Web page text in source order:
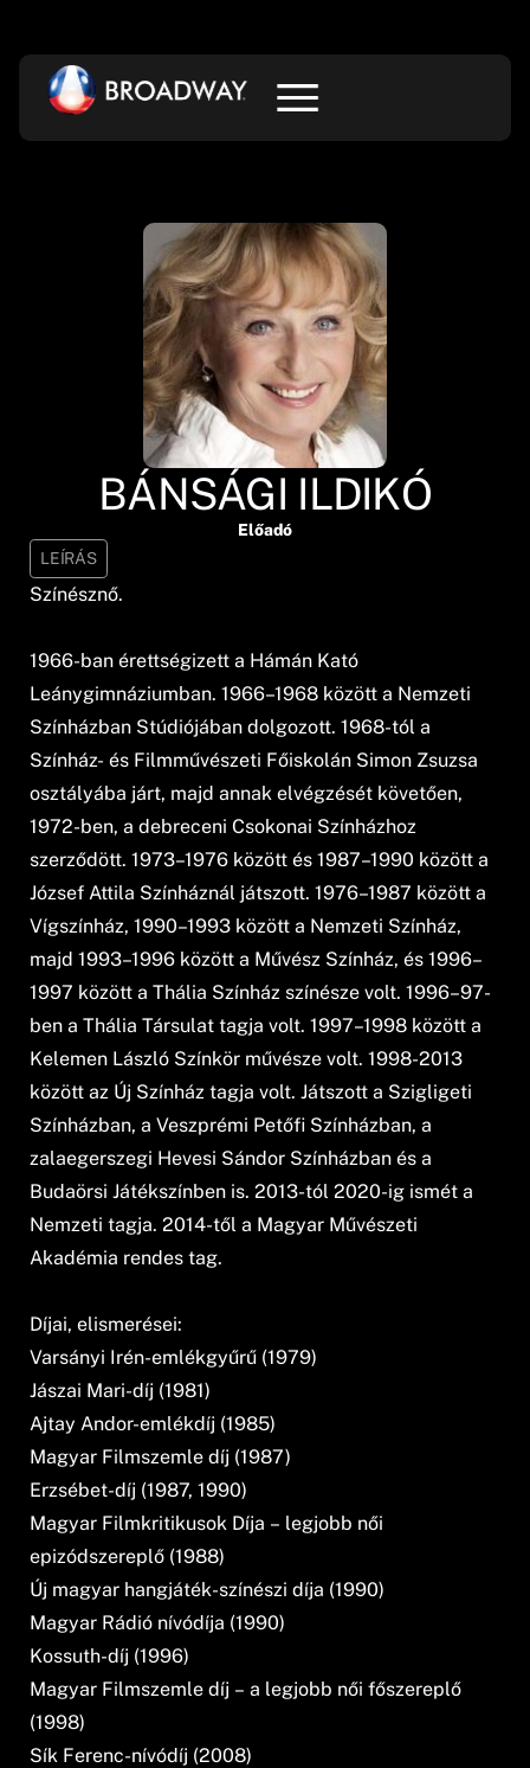
BÁNSÁGI ILDIKÓ
Előadó
LEÍRÁS
Színésznő.
1966-ban érettségizett a Hámán Kató
Leánygimnáziumban. 1966–1968 között a Nemzeti
Színházban Stúdiójában dolgozott. 1968-tól a
Színház- és Filmművészeti Főiskolán Simon Zsuzsa
osztályába járt, majd annak elvégzését követően,
1972-ben, a debreceni Csokonai Színházhoz
szerződött. 1973–1976 között és 1987–1990 között a
József Attila Színháznál játszott. 1976–1987 között a
Vígszínház, 1990–1993 között a Nemzeti Színház,
majd 1993–1996 között a Művész Színház, és 1996–
1997 között a Thália Színház színésze volt. 1996–97-
ben a Thália Társulat tagja volt. 1997–1998 között a
Kelemen László Színkör művésze volt. 1998-2013
között az Új Színház tagja volt. Játszott a Szigligeti
Színházban, a Veszprémi Petőfi Színházban, a
zalaegerszegi Hevesi Sándor Színházban és a
Budaörsi Játékszínben is. 2013-tól 2020-ig ismét a
Nemzeti tagja. 2014-től a Magyar Művészeti
Akadémia rendes tag.
Díjai, elismerései:
Varsányi Irén-emlékgyűrű (1979)
Jászai Mari-díj (1981)
Ajtay Andor-emlékdíj (1985)
Magyar Filmszemle díj (1987)
Erzsébet-díj (1987, 1990)
Magyar Filmkritikusok Díja – legjobb női
epizódszereplő (1988)
Új magyar hangjáték-színészi díja (1990)
Magyar Rádió nívódíja (1990)
Kossuth-díj (1996)
Magyar Filmszemle díj – a legjobb női főszereplő
(1998)
Sík Ferenc-nívódíj (2008)